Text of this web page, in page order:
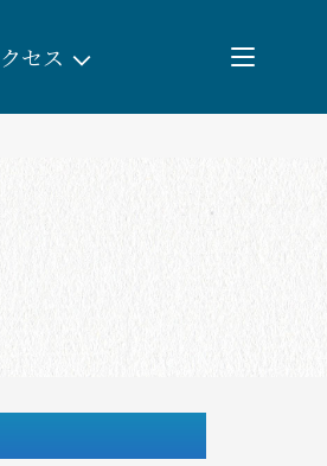
セス
団体予約
教育/研修旅行
観る・遊ぶ